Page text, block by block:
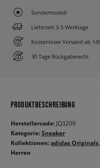
Sondermodell
Lieferzeit 3-5 Werktage
Kostenloser Versand ab
30 Tage Rückgaberecht
PRODUKTBESCHREIBUNG
Herstellercode: JQ3209
Kategorie:Sneaker
Kollektionen:adidas Originals
Herren